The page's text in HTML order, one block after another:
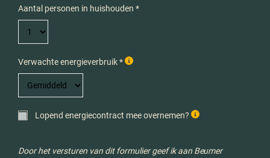
Aantal personen in huishouden *
Verwachte energieverbruik *
Lopend energiecontract mee overnemen?
Door het versturen van dit formulier geef ik aan Beumer